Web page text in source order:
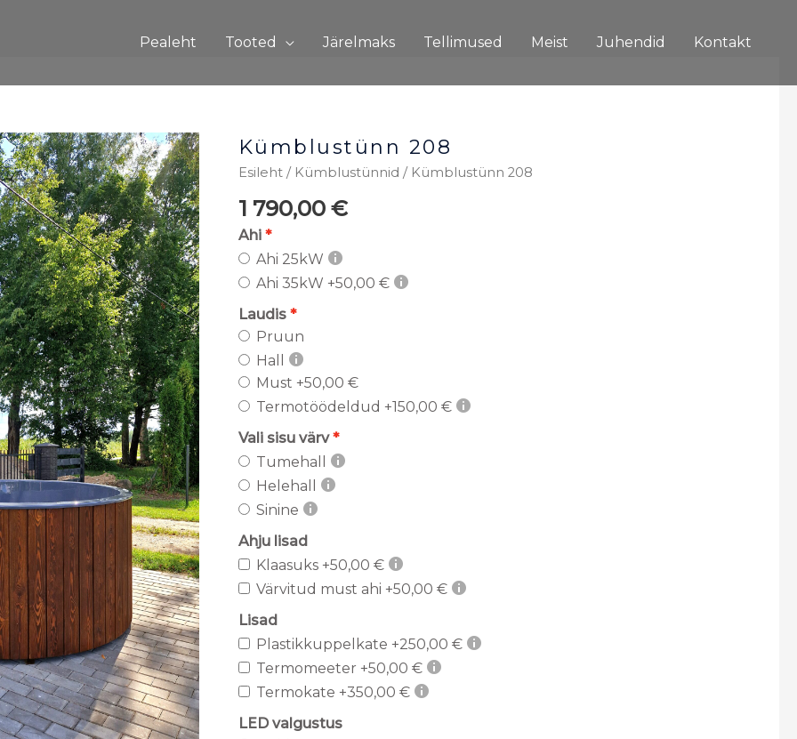
Pealeht Tooted Järelmaks Tellimused Meist Juhendid Kontakt
Kümblustünn 208
Esileht/ Kümblustünnid / Kümblustünn 208
1 790,00 €
Ahi
Ahi 25kW
Ahi 35kW +50,00 €
Laudis
Pruun
Hall
Must +50,00 €
Termotöödeldud +150,00 €
Vali sisu värv
Tumehall
Helehall
Sinine
Ahju lisad
Klaasuks+50,00 €
Värvitud must ahi +50,00 €
Lisad
Plastikkuppelkate +250,00 €
Termomeeter +50,00 €
Termokate +350,00 €
LED valgustus
Kümblustünn
208